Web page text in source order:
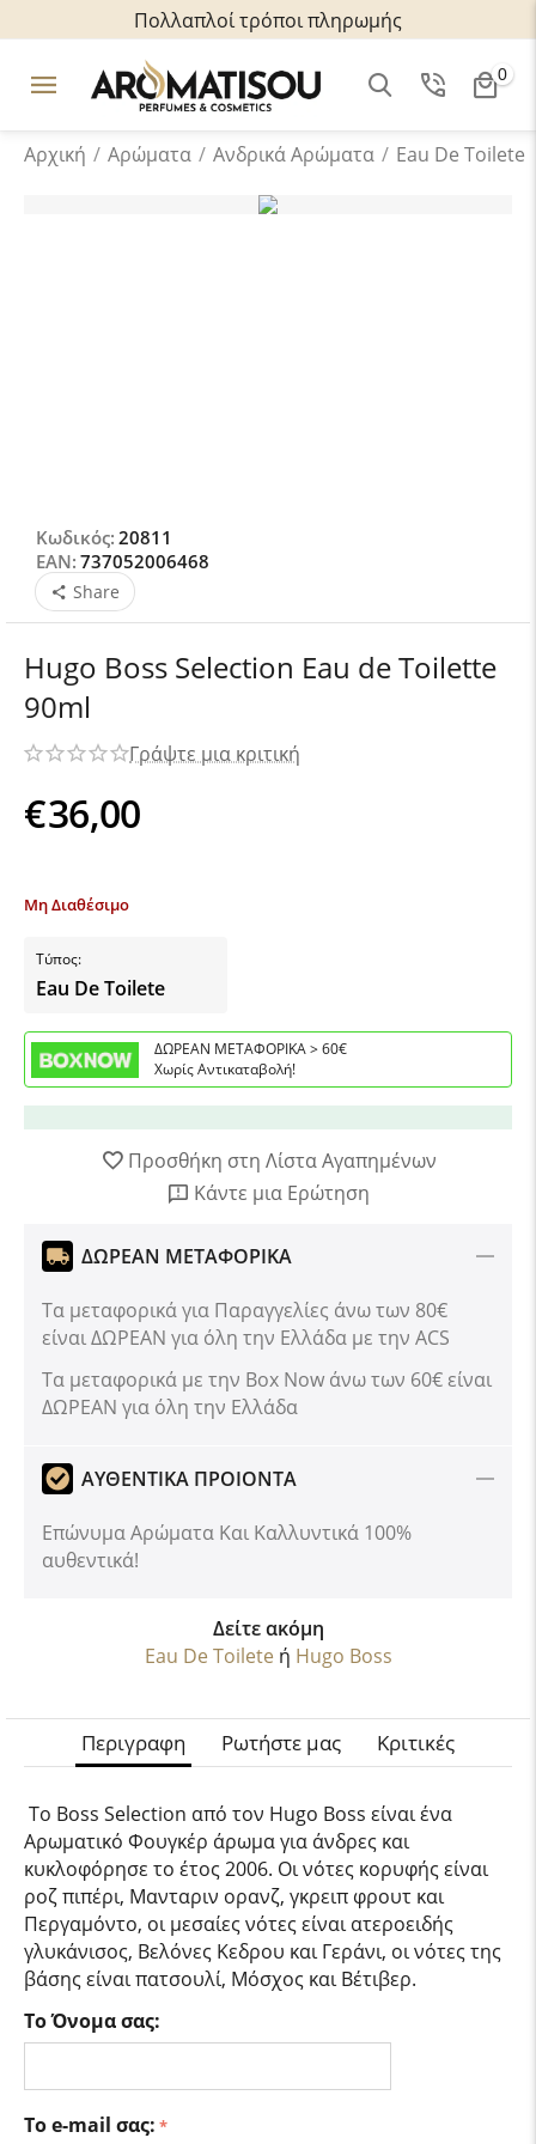
Πολλαπλοί τρόποι πληρωμής
0
Αρχική / Αρώματα / Ανδρικά Aρώματα / Eau De Toilete
EAN: 737052006468
Κωδικός: 20811
Share
Hugo Boss Selection Eau de Toilette
90ml
Γράψτε μια κριτική
€36,00
Μη Διαθέσιμο
Τύπος:
Eau De Toilete
ΔΩΡΕΑΝ ΜΕΤΑΦΟΡΙΚΑ > 60€
Χωρίς Αντικαταβολή!
Προσθήκη στη Λίστα Αγαπημένων
Κάντε μια Ερώτηση
ΔΩΡΕΑΝ ΜΕΤΑΦΟΡΙΚΑ
Τα μεταφορικά για Παραγγελίες άνω των 80€
είναι ΔΩΡΕΑΝ για όλη την Ελλάδα με την ACS
Tα μεταφορικά με την Box Now άνω των 60€ είναι
ΔΩΡΕΑΝ για όλη την Ελλάδα
ΑΥΘΕΝΤΙΚΑ ΠΡΟΙΟΝΤΑ
Επώνυμα Αρώματα Και Καλλυντικά 100%
αυθεντικά!
Δείτε ακόμη
Eau De Toilete ή Hugo Boss
Περιγραφη Ρωτήστε μας Κριτικές
Το Boss Selection από τον Hugo Boss είναι ένα
Αρωματικό Φουγκέρ άρωμα για άνδρες και
κυκλοφόρησε το έτος 2006. Οι νότες κορυφής είναι
ροζ πιπέρι, Μανταριν ορανζ, γκρειπ φρουτ και
Περγαμόντο, οι μεσαίες νότες είναι ατεροειδής
γλυκάνισος, Βελόνες Κεδρου και Γεράνι, οι νότες της
βάσης είναι πατσουλί, Μόσχος και Βέτιβερ.
Το Όνομα σας:
Το e-mail σας: